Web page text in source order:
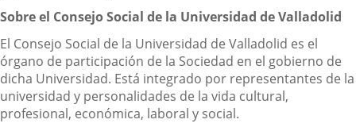
Sobre el Consejo Social de la Universidad de Valladolid
El Consejo Social de la Universidad de Valladolid es el
órgano de participación de la Sociedad en el gobierno de
dicha Universidad. Está integrado por representantes de la
universidad y personalidades de la vida cultural,
profesional, económica, laboral y social.